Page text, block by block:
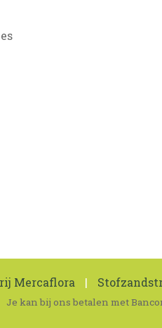
Mercaflora |
Je kan bij ons betalen met